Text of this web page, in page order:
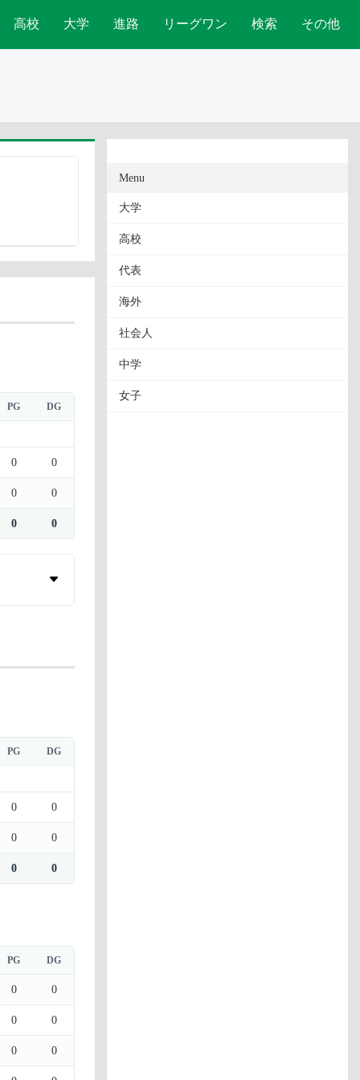
高校 大学 進路 リーグワン 検索 その他
PG DG
0 0
0 0
0 0
PG DG
0 0
0 0
0 0
PG DG
0 0
0 0
0 0
Menu
大学
高校
代表
海外
社会人
中学
女子